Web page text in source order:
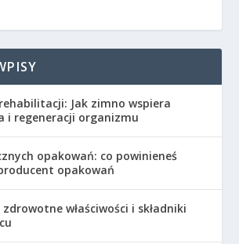
Jak zimno wspiera
i regeneracji organizmu
opakowań: co powinieneś
opakowań
właściwości i składniki